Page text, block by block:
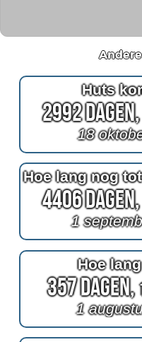
Huts
2992
18
4406
1
Hoe
357 Dagen,
1